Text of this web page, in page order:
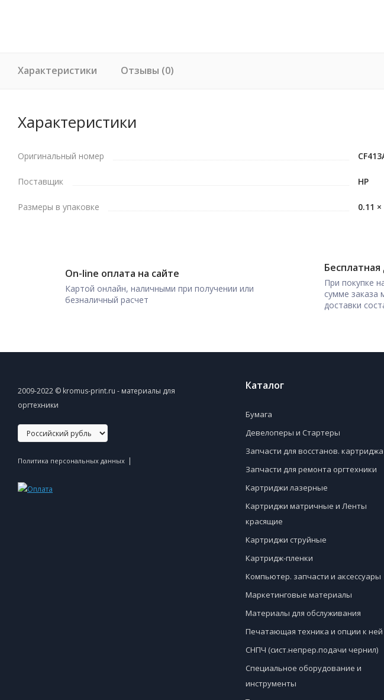
Характеристики Отзывы (0)
Характеристики
Оригинальный номер
Поставщик HP
Размеры в упаковке 0.11
On-line оплата на сайте
Картой онлайн, наличными при получении или
безналичный расчет
Бесплатная
При покупке
сумме заказа
доставки
2009-2022 © kromus-print.ru - материалы для
оргтехники
Политика персональных данных |
Каталог
Бумага
Девелоперы и Стартеры
Запчасти для восстанов. картриджа
Запчасти для ремонта оргтехники
Картриджи лазерные
Картриджи матричные и Ленты
красящие
Картриджи струйные
Картридж-пленки
Компьютер. запчасти и аксессуары
Маркетинговые материалы
Материалы для обслуживания
Печатающая техника и опции к ней
СНПЧ (сист.непрер.подачи чернил)
Специальное оборудование и
инструменты